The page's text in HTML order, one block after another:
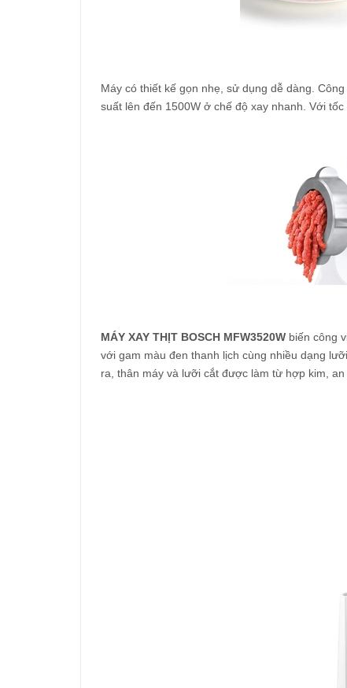
Máy có thiết kế gọn nhẹ, sử dụng dễ dàng.
suất lên đến 1500W ở chế độ xay nhanh. Với
MÁY XAY THỊT BOSCH MFW3520W biến công
với gam màu đen thanh lịch cùng nhiều dạng
ra, thân máy và lưỡi cắt được làm từ hợp kim,